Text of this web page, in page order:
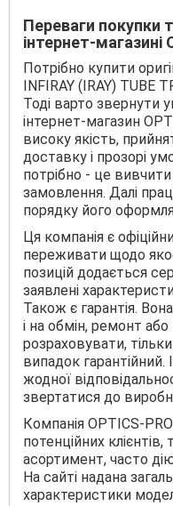
Переваги покупки
інтернет-магазині
Потрібно купити
INFIRAY (IRAY) TUBE
Тоді варто звернути
інтернет-магазин
високу якість,
доставку і прозорі
потрібно - це
замовлення. Далі
порядку його
Ця компанія є
переживати щодо
позицій додається
заявлені
Також є гарантія.
і на обмін, ремонт
розраховувати,
випадок
жодної
звертатися до
Компанія OPTICS-
потенційних
асортимент, часто
На сайті надана
характеристики